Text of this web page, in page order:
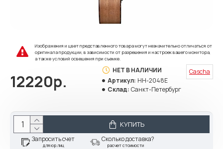
Изображения и цвет представленного товара могут незначительно отличаться от
оригинала продукции, в зависимости от разрешения и настроек вашего монитора,
а также условий освещения при съемке.
12220р.
НЕТ В НАЛИЧИИ
Артикул: HH-2048E
Склад: Санкт-Петербург
Cascha
КУПИТЬ
Запросить счет
для юр.лиц
Сколько доставка?
расчет стоимости